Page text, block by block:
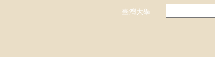
臺灣大學
搜
關